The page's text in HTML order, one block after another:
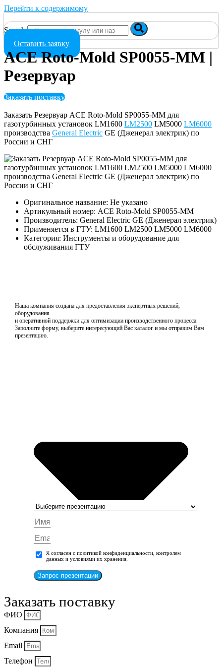
Перейти к содержимому
Search
Оставить заявку
ACE Roto-Mold SP0055-MM |
Резервуар
Заказать поставку
Заказать Резервуар ACE Roto-Mold SP0055-MM для
газотурбинных установок LM1600 LM2500 LM5000 LM6000
производства General Electric GE (Дженерал электрик) по
России и СНГ
Оригинальное название: Не указано
Артикульный номер: ACE Roto-Mold SP0055-MM
Производитель: General Electric GE (Дженерал электрик)
Применяется в ГТУ: LM1600 LM2500 LM5000 LM6000
Категория: Инструменты и оборудование для
обслуживания ГТУ
Наша компания создана для предоставления экспертных решений,
оборудования
и оперативной поддержки для оптимизации производственного процесса.
Заполните форму, выберите интересующий Вас каталог и мы отправим Вам
презентацию.
Я согласен с политикой конфиденциальности, контролем
данных и условиями их хранения.
Запрос презентации
Заказать поставку
ФИО
Компания
Email
Телефон